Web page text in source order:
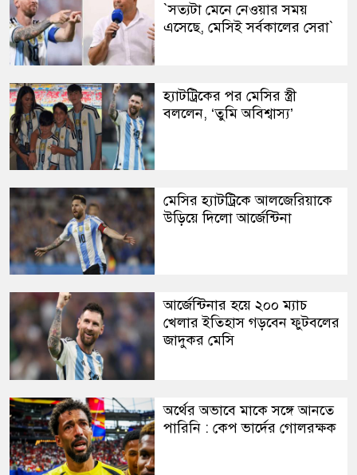
‍‍`সত্যটা মেনে নেওয়ার সময়
এসেছে, মেসিই সর্বকালের সেরা‍‍`
হ্যাটট্রিকের পর মেসির স্ত্রী
বললেন, ‘তুমি অবিশ্বাস্য’
মেসির হ্যাটট্রিকে আলজেরিয়াকে
উড়িয়ে দিলো আর্জেন্টিনা
আর্জেন্টিনার হয়ে ২০০ ম্যাচ
খেলার ইতিহাস গড়বেন ফুটবলের
জাদুকর মেসি
অর্থের অভাবে মাকে সঙ্গে আনতে
পারিনি : কেপ ভার্দের গোলরক্ষক